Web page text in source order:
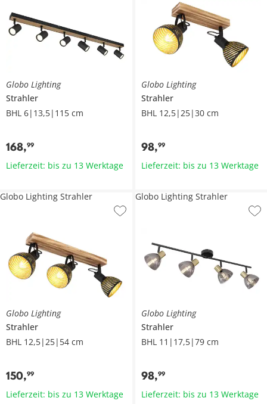
Globo Lighting
Strahler
BHL 6|13,5|115 cm
168,99
Lieferzeit: bis zu 13 Werktage
Globo Lighting
Strahler
BHL 12,5|25|30 cm
98,99
Lieferzeit: bis zu 13 Werktage
Globo Lighting
Strahler
BHL 12,5|25|54 cm
150,99
Globo Lighting Strahler
Lieferzeit: bis zu 13 Werktage
Globo Lighting
Strahler
BHL 11|17,5|79 cm
98,99
Globo Lighting Strahler
Lieferzeit: bis zu 13 Werktage